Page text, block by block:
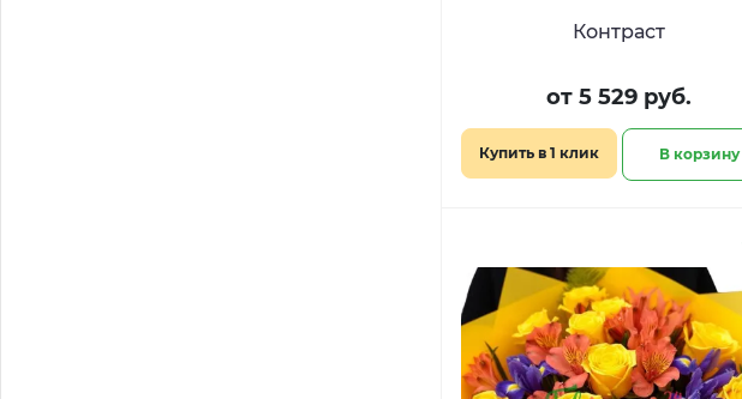
Контраст
от 5 529 руб.
Купить в 1 клик В корзину